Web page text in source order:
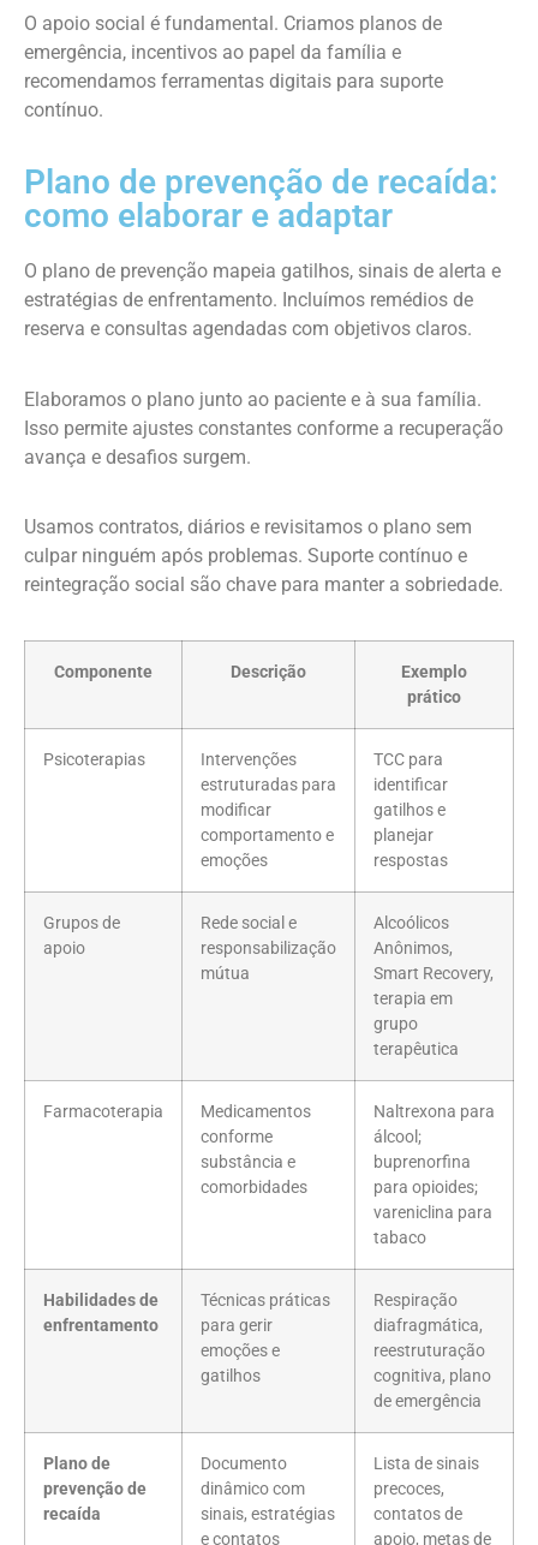
O apoio social é fundamental. Criamos planos de
emergência, incentivos ao papel da família e
recomendamos ferramentas digitais para suporte
contínuo.
Plano de prevenção de recaída:
como elaborar e adaptar
O plano de prevenção mapeia gatilhos, sinais de alerta e
estratégias de enfrentamento. Incluímos remédios de
reserva e consultas agendadas com objetivos claros.
Elaboramos o plano junto ao paciente e à sua família.
Isso permite ajustes constantes conforme a recuperação
avança e desafios surgem.
Usamos contratos, diários e revisitamos o plano sem
culpar ninguém após problemas. Suporte contínuo e
reintegração social são chave para manter a sobriedade.
Componente Descrição
Exemplo
prático
Psicoterapias
Intervenções
estruturadas para
modificar
comportamento e
emoções
TCC para
identificar
gatilhos e
planejar
respostas
Grupos de
apoio
Rede social e
responsabilização
mútua
Alcoólicos
Anônimos,
Smart Recovery,
terapia em
grupo
terapêutica
Farmacoterapia
Medicamentos
conforme
substância e
comorbidades
Naltrexona para
álcool;
buprenorfina
para opioides;
vareniclina para
tabaco
Habilidades de
enfrentamento
Técnicas práticas
para gerir
emoções e
gatilhos
Respiração
diafragmática,
reestruturação
cognitiva, plano
de emergência
Plano de
prevenção de
recaída
Documento
dinâmico com
sinais, estratégias
e contatos
Lista de sinais
precoces,
contatos de
apoio, metas de